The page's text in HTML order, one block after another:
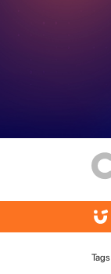
Tags